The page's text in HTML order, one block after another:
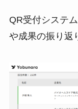
QR受付システ
や成果の振り返